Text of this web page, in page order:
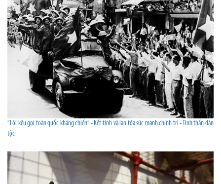
“Lời kêu gọi toàn quốc kháng chiến” - Kết tinh và lan tỏa sức mạnh chính trị - Tinh thần dân
tộc